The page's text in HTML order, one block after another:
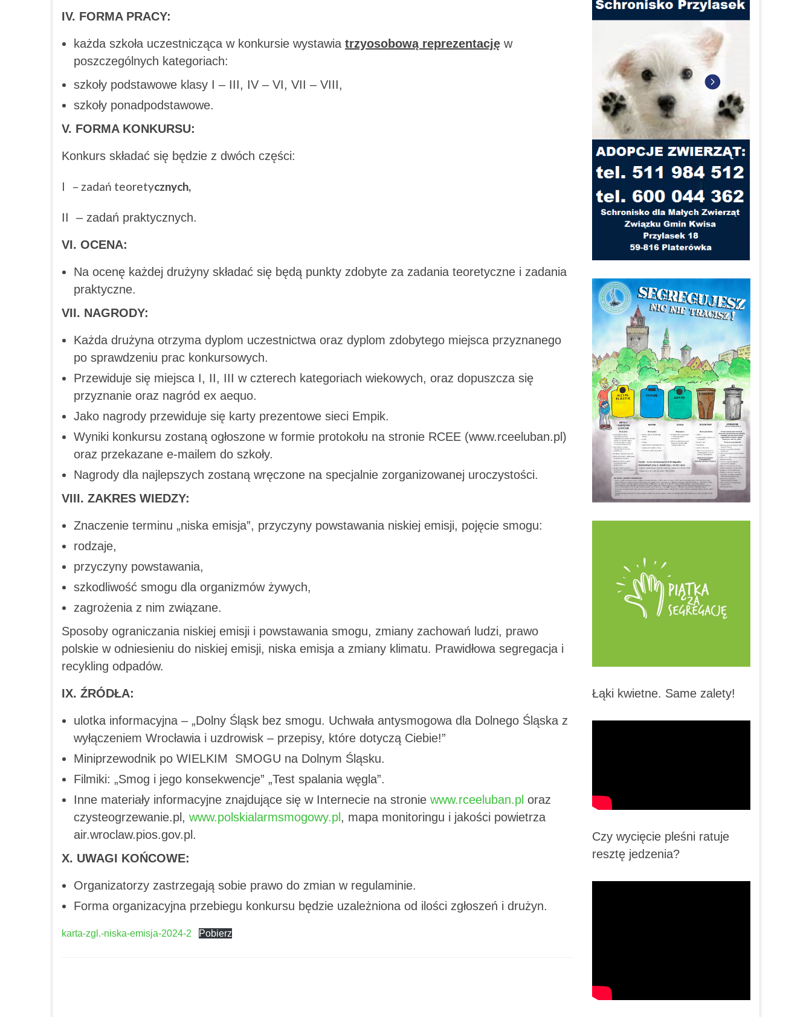
IV. FORMA PRACY:
każda szkoła uczestnicząca w konkursie wystawia trzyosobową reprezentację w
poszczególnych kategoriach:
szkoły podstawowe klasy I – III, IV – VI, VII – VIII,
szkoły ponadpodstawowe.
V. FORMA KONKURSU:
Konkurs składać się będzie z dwóch części:
I – zadań teoretycznych,
II – zadań praktycznych.
VI. OCENA:
Na ocenę każdej drużyny składać się będą punkty zdobyte za zadania teoretyczne i zadania
praktyczne.
VII. NAGRODY:
Każda drużyna otrzyma dyplom uczestnictwa oraz dyplom zdobytego miejsca przyznanego
po sprawdzeniu prac konkursowych.
Przewiduje się miejsca I, II, III w czterech kategoriach wiekowych, oraz dopuszcza się
przyznanie oraz nagród ex aequo.
Jako nagrody przewiduje się karty prezentowe sieci Empik.
Wyniki konkursu zostaną ogłoszone w formie protokołu na stronie RCEE (www.rceeluban.pl)
oraz przekazane e-mailem do szkoły.
Nagrody dla najlepszych zostaną wręczone na specjalnie zorganizowanej uroczystości.
VIII. ZAKRES WIEDZY:
Znaczenie terminu „niska emisja”, przyczyny powstawania niskiej emisji, pojęcie smogu:
rodzaje,
przyczyny powstawania,
szkodliwość smogu dla organizmów żywych,
zagrożenia z nim związane.
Sposoby ograniczania niskiej emisji i powstawania smogu, zmiany zachowań ludzi, prawo
polskie w odniesieniu do niskiej emisji, niska emisja a zmiany klimatu. Prawidłowa segregacja i
recykling odpadów.
IX. ŹRÓDŁA:
ulotka informacyjna – „Dolny Śląsk bez smogu. Uchwała antysmogowa dla Dolnego Śląska z
wyłączeniem Wrocławia i uzdrowisk – przepisy, które dotyczą Ciebie!”
Miniprzewodnik po WIELKIM SMOGU na Dolnym Śląsku.
Filmiki: „Smog i jego konsekwencje” „Test spalania węgla”.
Inne materiały informacyjne znajdujące się w Internecie na stronie www.rceeluban.pl oraz
czysteogrzewanie.pl, www.polskialarmsmogowy.pl, mapa monitoringu i jakości powietrza
air.wroclaw.pios.gov.pl.
X. UWAGI KOŃCOWE:
Organizatorzy zastrzegają sobie prawo do zmian w regulaminie.
Forma organizacyjna przebiegu konkursu będzie uzależniona od ilości zgłoszeń i drużyn.
karta-zgl.-niska-emisja-2024-2 Pobierz
Łąki kwietne. Same zalety!
Czy wycięcie pleśni ratuje
resztę jedzenia?